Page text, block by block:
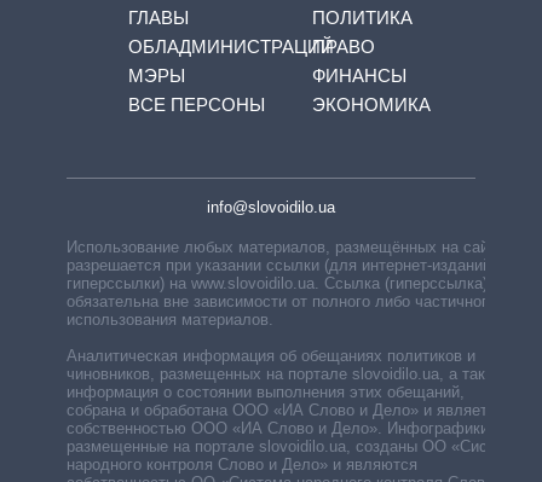
ГЛАВЫ
ОБЛАДМИНИСТРАЦИЙ
МЭРЫ
ВСЕ ПЕРСОНЫ
ПОЛИТИКА
ПРАВО
ФИНАНСЫ
ЭКОНОМИКА
info@slovoidilo.ua
Использование любых материалов, размещённых на сайте,
разрешается при указании ссылки (для интернет-изданий —
гиперссылки) на www.slovoidilo.ua. Ссылка (гиперссылка)
обязательна вне зависимости от полного либо частичного
использования материалов.
Аналитическая информация об обещаниях политиков и
чиновников, размещенных на портале slovoidilo.ua, а также
информация о состоянии выполнения этих обещаний,
собрана и обработана ООО «ИА Слово и Дело» и является
собственностью ООО «ИА Слово и Дело». Инфографики,
размещенные на портале slovoidilo.ua, созданы ОО «Система
народного контроля Слово и Дело» и являются